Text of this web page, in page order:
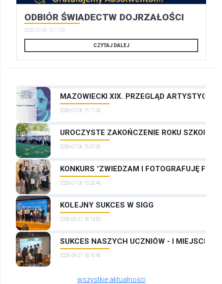
ODBIÓR ŚWIADECTW DOJRZAŁOŚCI
2026-07-06 15:11:29
CZYTAJ DALEJ
MAZOWIECKI XIX. PRZEGLĄD
2026-07-06 15:11:42
UROCZYSTE ZAKOŃCZENIE ROKU
2026-07-06 15:37:26
KONKURS "ZWIEDZAM I FOTOGRAFUJĘ
2026-07-06 15:02:46
KOLEJNY SUKCES W SIGG
2026-06-21 18:19:50
SUKCES NASZYCH UCZNIÓW - I MIEJSCE W
2026-06-21 18:16:40
wszystkie aktualności